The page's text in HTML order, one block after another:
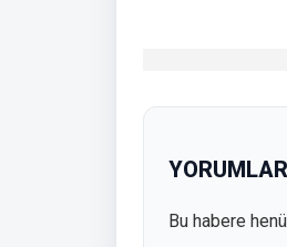
YORUMLAR
Bu habere